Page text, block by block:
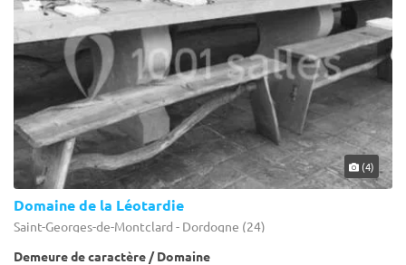
(4)
Domaine de la Léotardie
Saint-Georges-de-Montclard - Dordogne (24)
Demeure de caractère / Domaine